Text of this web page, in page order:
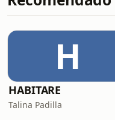
qué funciona
hermoso
H
HABITARE
Talina Padilla